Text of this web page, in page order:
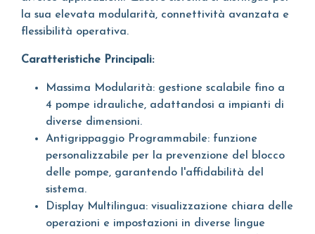
la sua elevata modularità, connettività avanzata e
flessibilità operativa.
Caratteristiche Principali:
Massima Modularità: gestione scalabile fino a
4 pompe idrauliche, adattandosi a impianti di
diverse dimensioni.
Antigrippaggio Programmabile: funzione
personalizzabile per la prevenzione del blocco
delle pompe, garantendo l'affidabilità del
sistema.
Display Multilingua: visualizzazione chiara delle
operazioni e impostazioni in diverse lingue